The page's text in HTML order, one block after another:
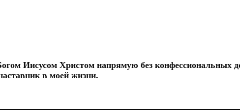
Иисусом Христом напрямую без конфессиональных
в моей жизни.